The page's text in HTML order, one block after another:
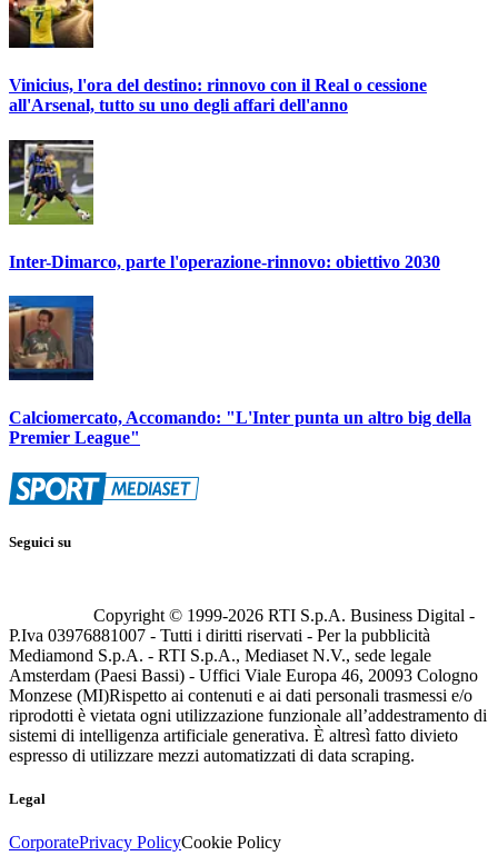
Vinicius, l'ora del destino: rinnovo con il Real o cessione
all'Arsenal, tutto su uno degli affari dell'anno
Inter-Dimarco, parte l'operazione-rinnovo: obiettivo 2030
Calciomercato, Accomando: "L'Inter punta un altro big della
Premier League"
Seguici su
Copyright © 1999-2026 RTI S.p.A. Business Digital -
P.Iva 03976881007 - Tutti i diritti riservati - Per la pubblicità
Mediamond S.p.A. - RTI S.p.A., Mediaset N.V., sede legale
Amsterdam (Paesi Bassi) - Uffici Viale Europa 46, 20093 Cologno
Monzese (MI)Rispetto ai contenuti e ai dati personali trasmessi e/o
riprodotti è vietata ogni utilizzazione funzionale all’addestramento di
sistemi di intelligenza artificiale generativa. È altresì fatto divieto
espresso di utilizzare mezzi automatizzati di data scraping.
Legal
CorporatePrivacy PolicyCookie Policy